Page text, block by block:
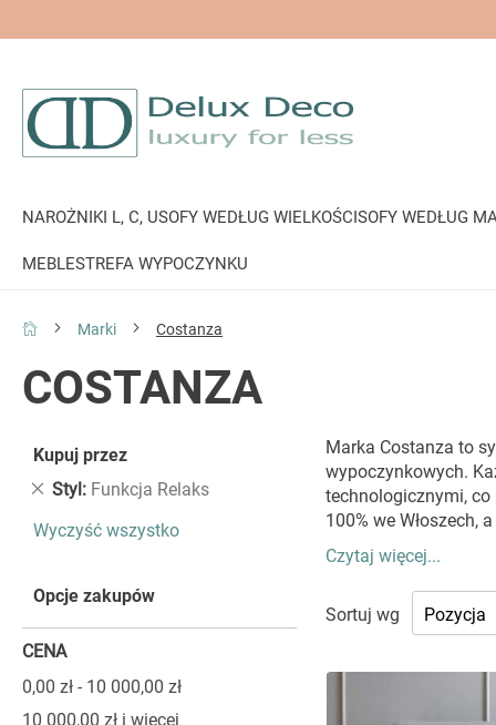
NAROŻNIKI L, C, USOFY WEDŁUG WIELKOŚCISOFY WEDŁUG
MEBLESTREFA WYPOCZYNKU
Marki Costanza
COSTANZA
Marka Costanza to
wypoczynkowych.
technologicznymi, co
100% we
KTÓRA
Costanza oferuje
klasycznych
Czytaj więcej...
Sortuj wg
Kupuj przez
Styl Funkcja Relaks
Usuń
element
Wyczyść wszystko
Opcje zakupów
CENA
0,00 zł - 10 000,00 zł
10 000,00 zł i więcej